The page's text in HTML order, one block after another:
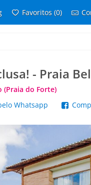
Favoritos (0)
- Praia
(Praia do Forte)
Whatsapp